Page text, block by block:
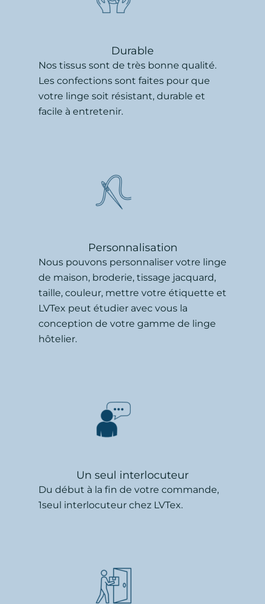
Durable
Nos tissus sont de très bonne qualité.
Les confections sont faites pour que
votre linge soit résistant, durable et
facile à entretenir.
Personnalisation
Nous pouvons personnaliser votre linge
de maison, broderie, tissage jacquard,
taille, couleur, mettre votre étiquette et
LVTex peut étudier avec vous la
conception de votre gamme de linge
hôtelier.
Un seul interlocuteur
Du début à la fin de votre commande,
1seul interlocuteur chez LVTex.